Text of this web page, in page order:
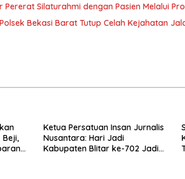
Pererat Silaturahmi dengan Pasien Melalui
Bekasi Barat Tutup Celah Kejahatan
Beji,
Ketua Persatuan Insan Jurnalis
Nusantara: Hari Jadi
Kabupaten Blitar ke-702 Jadi